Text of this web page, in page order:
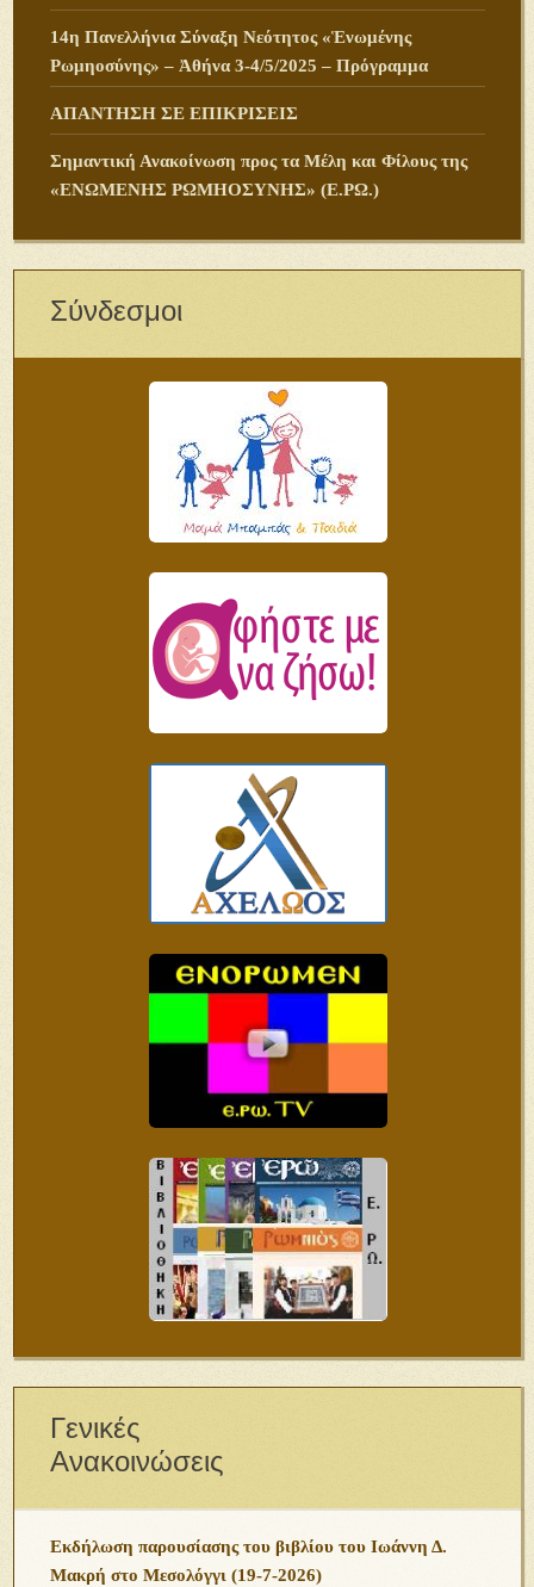
14η Πανελλήνια Σύναξη Νεότητος «Ἑνωμένης
Ρωμηοσύνης» – Ἀθήνα 3-4/5/2025 – Πρόγραμμα
ΑΠΑΝΤΗΣΗ ΣΕ ΕΠΙΚΡΙΣΕΙΣ
Σημαντική Ανακοίνωση προς τα Μέλη και Φίλους της
«ΕΝΩΜΕΝΗΣ ΡΩΜΗΟΣΥΝΗΣ» (Ε.ΡΩ.)
Σύνδεσμοι
Γενικές
Ανακοινώσεις
Εκδήλωση παρουσίασης του βιβλίου του Ιωάννη Δ.
Μακρή στο Μεσολόγγι (19-7-2026)